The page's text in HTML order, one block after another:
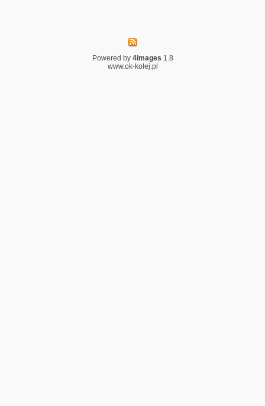
Powered by 4images 1.8
www.ok-kolej.pl